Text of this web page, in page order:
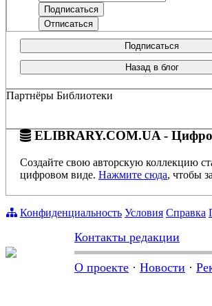
Подписаться
Назад в блог
Партнёры Библиотеки
ELIBRARY.COM.UA -
Создайте свою авторскую коллекцию
цифровом виде. Нажмите сюда, чтобы
Конфиденциальность Условия Справка
Контакты редакции
О проекте · Новости ·